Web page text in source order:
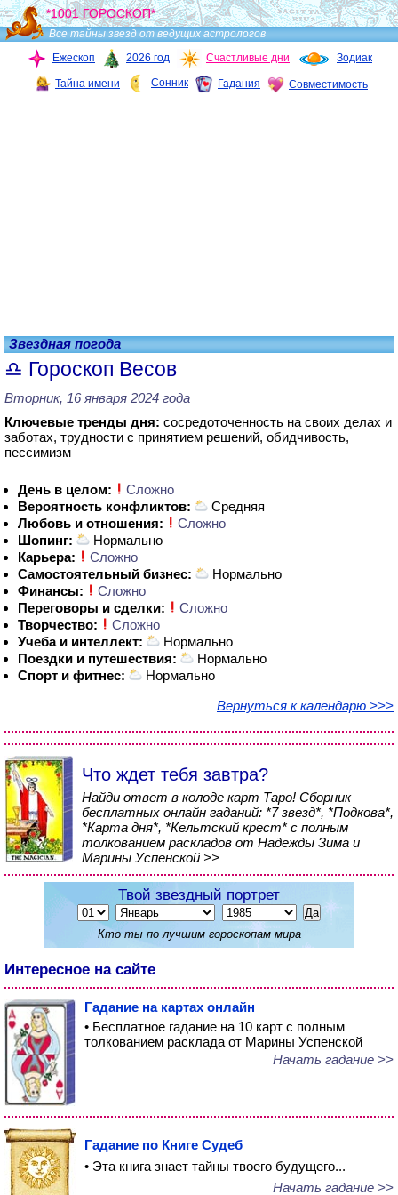
*1001 ГОРОСКОП*
Все тайны звезд от ведущих астрологов
Ежескоп
2026 год Счастливые дни Зодиак
Тайна имени Сонник Гадания Совместимость
Звездная погода
Гороскоп Весов
Вторник, 16 января 2024 года
Ключевые тренды дня: сосредоточенность на своих делах и
заботах, трудности с принятием решений, обидчивость,
пессимизм
День в целом:
Сложно
Вероятность конфликтов:
Средняя
Любовь и отношения:
Сложно
Шопинг:
Нормально
Карьера:
Сложно
Самостоятельный бизнес:
Нормально
Финансы:
Сложно
Переговоры и сделки:
Сложно
Творчество:
Сложно
Учеба и интеллект:
Нормально
Поездки и путешествия:
Нормально
Спорт и фитнес:
Нормально
Вернуться к календарю >>>
Что ждет тебя завтра?
Найди ответ в колоде карт Таро! Сборник
бесплатных онлайн гаданий: *7 звезд*, *Подкова*,
*Карта дня*, *Кельтский крест* с полным
толкованием раскладов от Надежды Зима и
Марины Успенской >>
Твой звездный портрет
Кто ты по лучшим гороскопам мира
Интересное на сайте
Гадание на картах онлайн
• Бесплатное гадание на 10 карт с полным
толкованием расклада от Марины Успенской
Начать гадание >>
Гадание по Книге Судеб
• Эта книга знает тайны твоего будущего...
Начать гадание >>